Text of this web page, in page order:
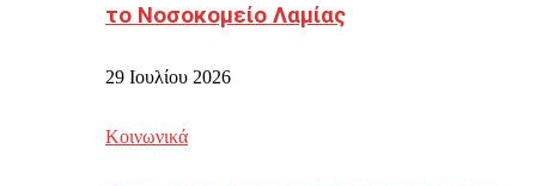
το Νοσοκομείο Λαμίας
29 Ιουλίου 2026
Κοινωνικά